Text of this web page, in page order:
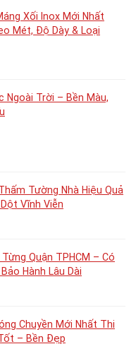
Xối Inox Mới Nhất
Mét, Độ Dày & Loại
Ngoài Trời – Bền Màu,
Tường Nhà Hiệu Quả
Vĩnh Viễn
Quận TPHCM – Có
Hành Lâu Dài
Chuyền Mới Nhất Thi
– Bền Đẹp